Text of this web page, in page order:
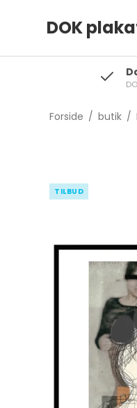
DOK
Forside / butik /
TILBUD